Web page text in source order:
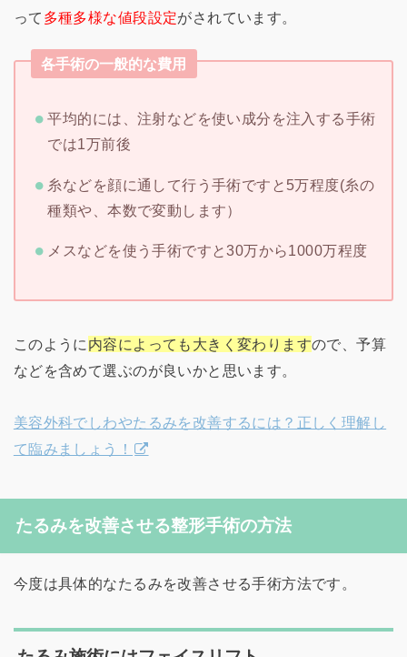
って 多種多様な値段設定がされています。
各手術の一般的な費用
平均的には、注射などを使い成分を注入する手術
では1万前後
糸などを顔に通して行う手術ですと5万程度(糸の
種類や、本数で変動します）
メスなどを使う手術ですと30万から1000万程度
このように 内容によっても大きく変わりますので、予算
などを含めて選ぶのが良いかと思います。
美容外科でしわやたるみを改善するには？正しく理解し
て臨みましょう！
たるみを改善させる整形手術の方法
今度は具体的なたるみを改善させる手術方法です。